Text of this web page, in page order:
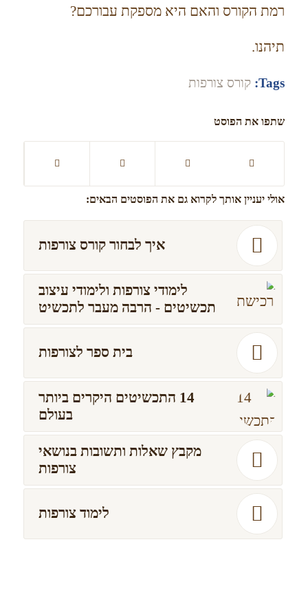
רמת הקורס והאם היא מספקת עבורכם?
תיהנו.
Tags: קורס צורפות
שתפו את הפוסט
אולי יעניין אותך לקרוא גם את הפוסטים הבאים:
איך לבחור קורס צורפות
לימודי צורפות ולימודי עיצוב
תכשיטים - הרבה מעבר לתכשיט
בית ספר לצורפות
14 התכשיטים היקרים ביותר
בעולם
מקבץ שאלות ותשובות בנושאי
צורפות
לימוד צורפות